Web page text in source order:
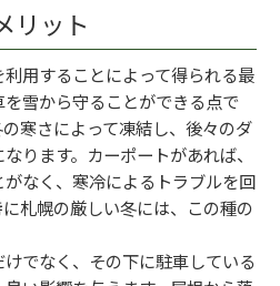
リット
用することによって得られる最
雪から守ることができる点で
寒さによって凍結し、後々のダ
ります。カーポートがあれば、
なく、寒冷によるトラブルを回
札幌の厳しい冬には、この種の
でなく、その下に駐車している